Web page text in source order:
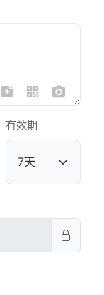
公共域名
有效期